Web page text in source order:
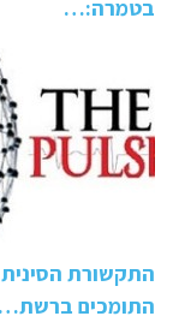
בטמרה:…
התקשורת
התומכים ברשת…